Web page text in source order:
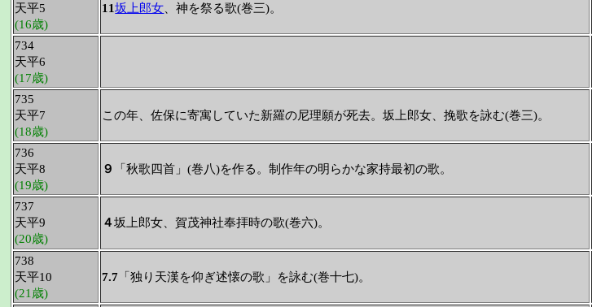
天平5
(16歳)
11坂上郎女 、神を祭る歌(巻三)。
734
天平6
(17歳)
735
天平7
(18歳)
この年、佐保に寄寓していた新羅の尼理願が死去。坂上郎女、挽歌を詠む(巻三)。
736
天平8
(19歳)
９ 「秋歌四首」(巻八)を作る。制作年の明らかな家持最初の歌。
737
天平9
(20歳)
４坂上郎女、賀茂神社奉拝時の歌(巻六)。
738
天平10
(21歳)
7.7 「独り天漢を仰ぎ述懐の歌」を詠む(巻十七)。